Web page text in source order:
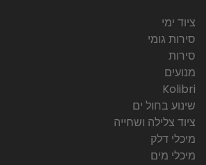
ציוד ימי
סירות גומי
סירות
מנועים
Kolibri
שינוע בחול ים
ציוד צלילה ושחייה
מיכלי דלק
מיכלי מים